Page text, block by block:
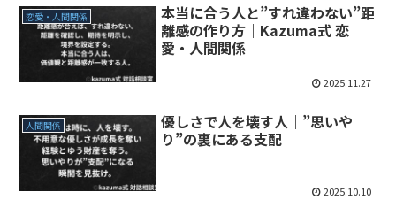
恋愛・人間関係
本当に合う人と”すれ違わない”距
離感の作り方｜Kazuma式 恋
愛・人間関係
2025.11.27
人間関係
優しさで人を壊す人｜”思いや
り”の裏にある支配
2025.10.10